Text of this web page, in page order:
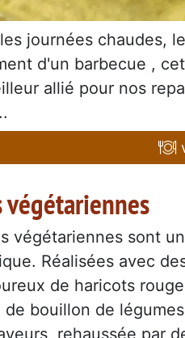
journées chaudes,
d'un barbecue ,
allié pour nos
végétariennes
végétariennes sont
Réalisées avec
de haricots
de bouillon de
rehaussée par